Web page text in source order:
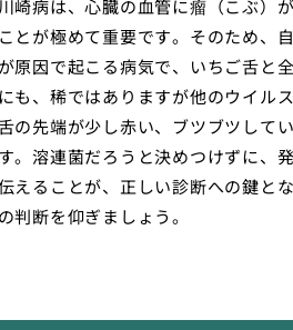
崎病は、心臓の血管に瘤（こぶ）
とが極めて重要です。そのため、
原因で起こる病気で、いちご舌と
も、稀ではありますが他のウイル
の先端が少し赤い、ブツブツして
。溶連菌だろうと決めつけずに、
えることが、正しい診断への鍵と
判断を仰ぎましょう。